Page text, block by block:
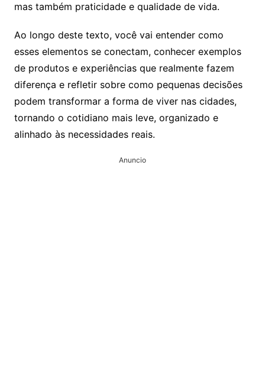
mas também praticidade e qualidade de vida.
Ao longo deste texto, você vai entender como
esses elementos se conectam, conhecer exemplos
de produtos e experiências que realmente fazem
diferença e refletir sobre como pequenas decisões
podem transformar a forma de viver nas cidades,
tornando o cotidiano mais leve, organizado e
alinhado às necessidades reais.
Anuncio